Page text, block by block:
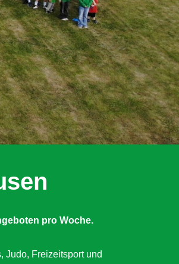
pro Woche.
Judo, Freizeitsport und